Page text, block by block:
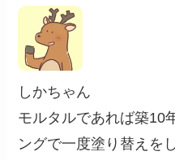
しかちゃん
モルタルであれば築10
ングで一度塗り替えを